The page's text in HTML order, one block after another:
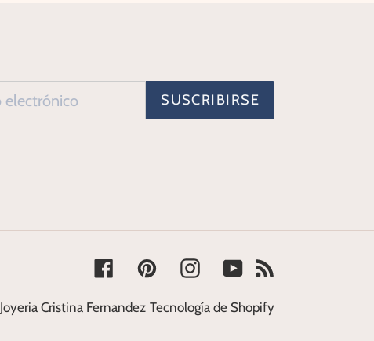
SUSCRIBIRSE
FacebookPinterestInstagramYouTube
Joyeria Cristina Fernandez Tecnología de Shopify